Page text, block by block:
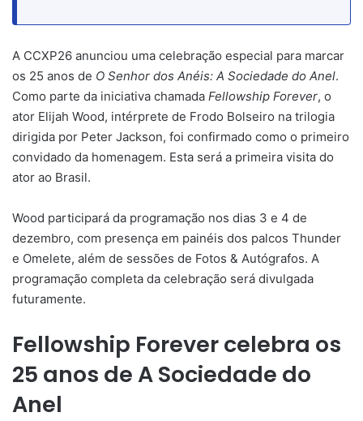
A CCXP26 anunciou uma celebração especial para marcar
os 25 anos de O Senhor dos Anéis: A Sociedade do Anel.
Como parte da iniciativa chamada Fellowship Forever, o
ator Elijah Wood, intérprete de Frodo Bolseiro na trilogia
dirigida por Peter Jackson, foi confirmado como o primeiro
convidado da homenagem. Esta será a primeira visita do
ator ao Brasil.
Wood participará da programação nos dias 3 e 4 de
dezembro, com presença em painéis dos palcos Thunder
e Omelete, além de sessões de Fotos & Autógrafos. A
programação completa da celebração será divulgada
futuramente.
Fellowship Forever celebra os
25 anos de A Sociedade do
Anel